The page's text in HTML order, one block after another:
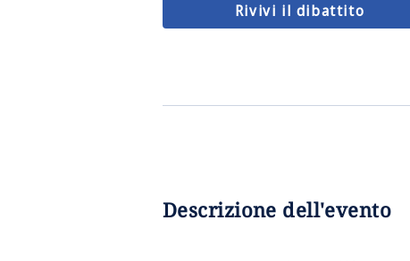
Rivivi il dibattito
Descrizione dell'evento